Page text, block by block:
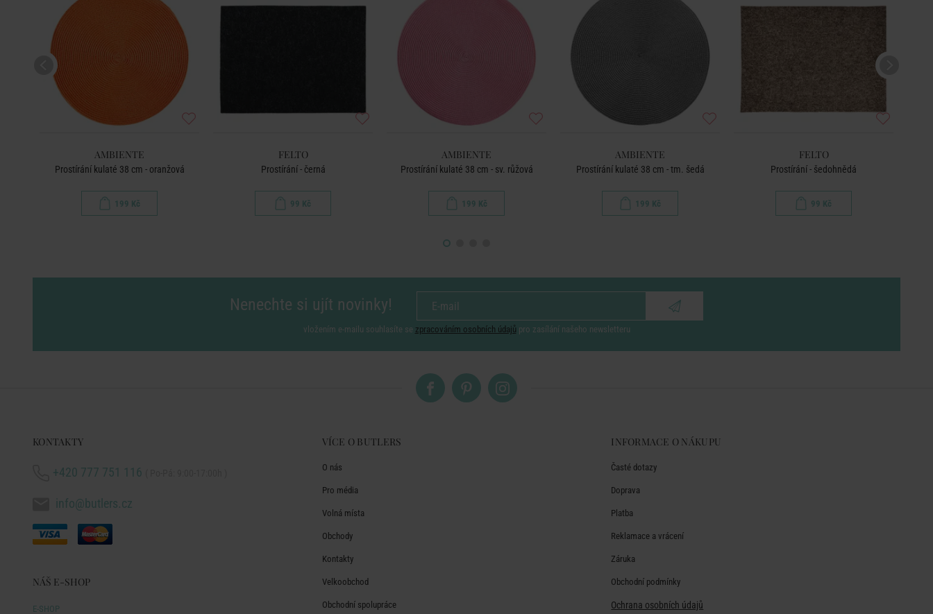
AMBIENTE
Prostírání kulaté 38 cm - oranžová
199 Kč
FELTO
Prostírání - černá
99 Kč
AMBIENTE
Prostírání kulaté 38 cm - sv. růžová
199 Kč
AMBIENTE
Prostírání kulaté 38 cm - tm. šedá
199 Kč
FELTO
Prostírání - šedohnědá
99 Kč
Nenechte si ujít novinky!
vložením e-mailu souhlasíte se zpracováním osobních údajů pro zasílání našeho newsletteru
KONTAKTY
+420 777 751 116
info@butlers.cz
NÁŠ E-SHOP
E-SHOP
VÍCE O BUTLERS
O nás
Pro média
Volná místa
Obchody
Kontakty
Velkoobchod
Obchodní spolupráce
INFORMACE O NÁKUPU
Časté dotazy
Doprava
Platba
Reklamace a vrácení
Záruka
Obchodní podmínky
Ochrana osobních údajů